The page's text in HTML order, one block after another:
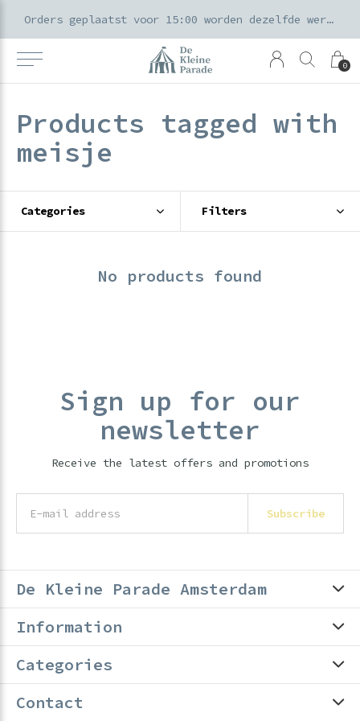
0
Orders geplaatst voor 15:00 worden dezelfde werkdag verzonden
Products tagged with
meisje
Categories Filters
No products found
Sign up for our
newsletter
Receive the latest offers and promotions
Subscribe
De Kleine Parade Amsterdam
Information
Categories
Contact